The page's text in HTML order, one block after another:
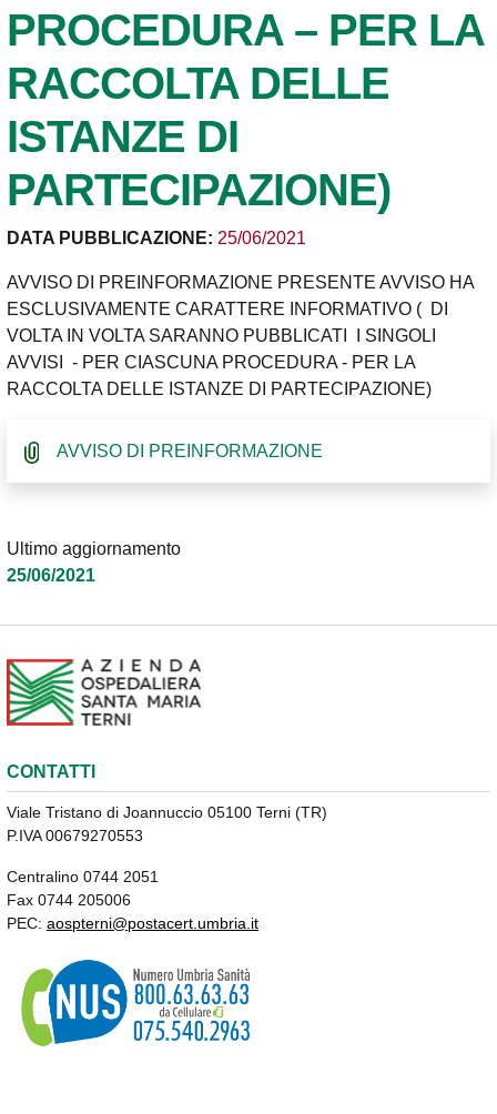
PROCEDURA – PER LA
RACCOLTA DELLE
ISTANZE DI
PARTECIPAZIONE)
DATA PUBBLICAZIONE: 25/06/2021
AVVISO DI PREINFORMAZIONE PRESENTE AVVISO HA
ESCLUSIVAMENTE CARATTERE INFORMATIVO ( DI
VOLTA IN VOLTA SARANNO PUBBLICATI I SINGOLI
AVVISI - PER CIASCUNA PROCEDURA - PER LA
RACCOLTA DELLE ISTANZE DI PARTECIPAZIONE)
AVVISO DI PREINFORMAZIONE
Ultimo aggiornamento
25/06/2021
CONTATTI
Viale Tristano di Joannuccio 05100 Terni (TR)
P.IVA 00679270553
Centralino 0744 2051
Fax 0744 205006
PEC: aospterni@postacert.umbria.it